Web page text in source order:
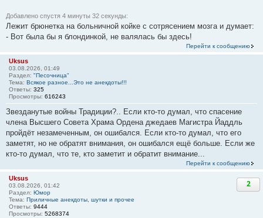
Добавлено спустя 4 минуты 32 секунды:
Лежит брюнетка на больничной койке с сотрясением мозга и думает:
- Вот была бы я блондинкой, не валялась бы здесь!
Перейти к сообщению
Uksus
03.08.2026, 01:49
Раздел: "Песочница"
Тема: Всякое разное...Это не анекдоты!!!
Ответы: 325
Просмотры: 616243
Звезданутые войны Традиции?.. Если кто-то думал, что спасение
члена Высшего Совета Храма Ордена джедаев Магистра Йаддль
пройдёт незамеченным, он ошибался. Если кто-то думал, что его
заметят, но не обратят внимания, он ошибался ещё больше. Если же
кто-то думал, что те, кто заметит и обратит внимание...
Перейти к сообщению
Uksus
03.08.2026, 01:42
Раздел: Юмор
Тема: Приличные анекдоты, шутки и прочее
Ответы: 9444
Просмотры: 5268374
2